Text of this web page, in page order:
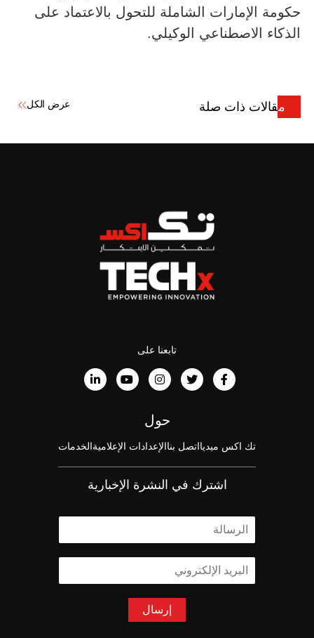
حكومة الإمارات الشاملة للتحول بالاعتماد على
الذكاء الاصطناعي الوكيلي.
مقالات ذات صلة عرض الكل
تابعنا على
حول
تك اكس ميديااتصل بناالإعدادات الإعلاميةالخدمات
اشترك في النشرة الإخبارية
س
إرسال